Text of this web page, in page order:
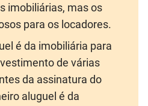
imobiliárias, mas os
para os locadores.
é da imobiliária para
de várias
da assinatura do
aluguel é da